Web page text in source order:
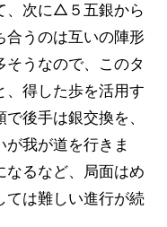
、次に△５五銀から
合うのは互いの陣形
うなので、このタ
得した歩を活用す
後手は銀交換を、
我が道を行きま
なるなど、局面はめ
ては難しい進行が続